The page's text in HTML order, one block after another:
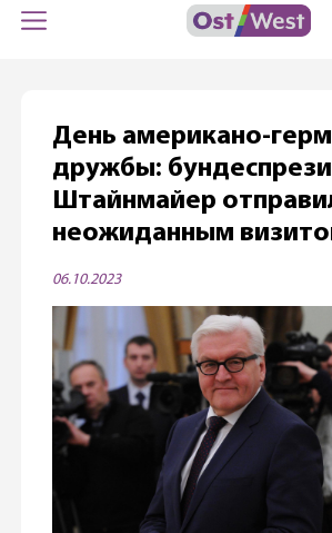
День американо-
дружбы:
Штайнмайер
неожиданным
06.10.2023